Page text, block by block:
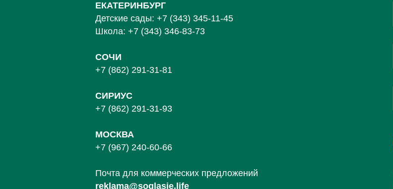
ЕКАТЕРИНБУРГ
Детские сады: +7 (343) 345-11-45
Школа: +7 (343) 346-83-73
СОЧИ
+7 (862) 291-31-81
СИРИУС
+7 (862) 291-31-93
МОСКВА
+7 (967) 240-60-66
Почта для коммерческих предложений
reklama@soglasie.life